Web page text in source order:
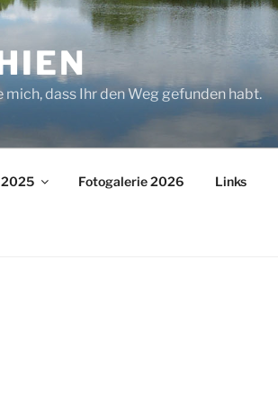
dass Ihr den Weg gefunden habt.
2025 Fotogalerie 2026 Links